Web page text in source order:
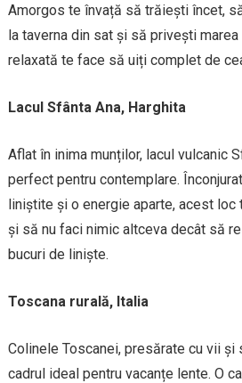
Amorgos te învață să trăiești încet,
la taverna din sat și să privești
relaxată te face să uiți complet de
Lacul Sfânta Ana, Harghita
Aflat în inima munților, lacul vulcanic
perfect pentru contemplare.
liniștite și o energie aparte, acest
și să nu faci nimic altceva decât să
bucuri de liniște.
Toscana rurală, Italia
Colinele Toscanei, presărate cu vii și
cadrul ideal pentru vacanțe lente. O